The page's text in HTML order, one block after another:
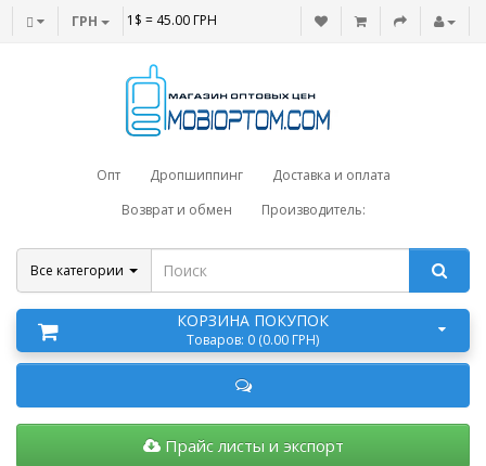
ГРН 1$ = 45.00 ГРН
Опт Дропшиппинг
Доставка и оплата
Возврат и обмен
Производитель:
Все категории
КОРЗИНА ПОКУПОК
Товаров: 0 (0.00 ГРН)
Прайс листы и экспорт